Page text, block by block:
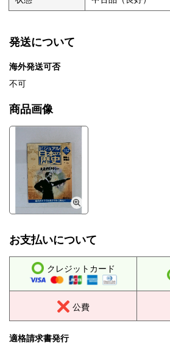
発送について
海外発送可否
不可
商品画像
お支払いについて
クレジットカード
公費
適格請求書発行